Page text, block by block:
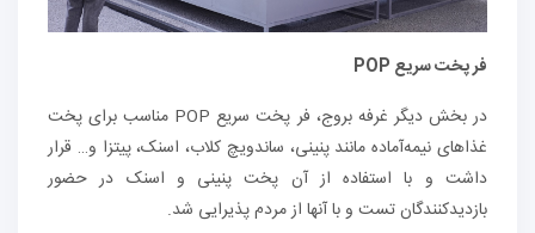
فر پخت سریع POP
در بخش دیگر غرفه بروج، فر پخت سریع POP مناسب برای پخت
غذاهای نیمه‌آماده مانند پنینی، ساندویچ کلاب، اسنک، پیتزا و… قرار
داشت و با استفاده از آن پخت پنینی و اسنک در حضور
بازدیدکنندگان تست و با آنها از مردم پذیرایی شد.